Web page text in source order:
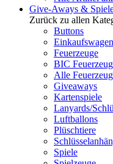
Give-Aways &
Zurück zu allen
Buttons
Feuerzeuge
BIC
Alle
Giveaways
Kartenspiele
Lanyards/
Luftballons
Plüschtiere
Spiele